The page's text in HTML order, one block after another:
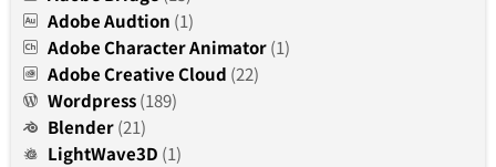
Adobe Audtion (1)
Adobe Character Animator(1)
Adobe Creative Cloud (22)
Wordpress(189)
Blender(21)
LightWave3D (1)